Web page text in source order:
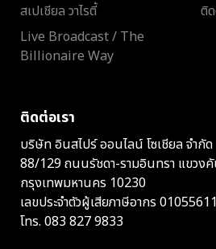
สเปเชียล วาไรตี้
Live Broadcast / The
Billionaire Way
ติ
ติดต่อเรา
บริษัท อินสไปร์ ออนไลน์ โซเชียล จำกัด
88/129 ถนนรัชดา-รามอินทรา แขวงคั
กรุงเทพมหานคร 10230
เลขประจำตัวผู้เสียภาษีอากร
โทร. 083 827 9833